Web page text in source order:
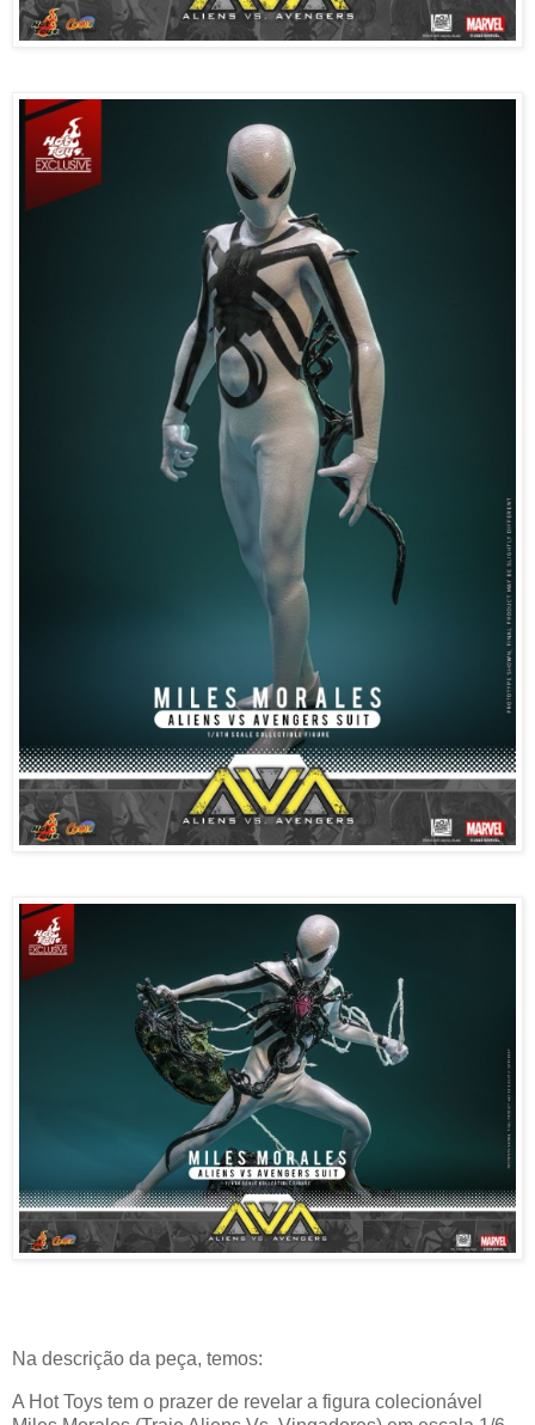
Na descrição da peça, temos:
A Hot Toys tem o prazer de revelar a figura colecionável